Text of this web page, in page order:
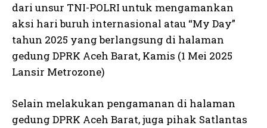
dari unsur TNI-POLRI untuk mengamankan
aksi hari buruh internasional atau “My Day”
tahun 2025 yang berlangsung di halaman
gedung DPRK Aceh Barat, Kamis (1 Mei 2025
Lansir Metrozone)
Selain melakukan pengamanan di halaman
gedung DPRK Aceh Barat, juga pihak Satlantas